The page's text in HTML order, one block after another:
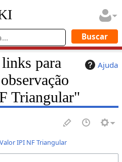
Ajuda
para
Triangular"
IPI NF Triangular